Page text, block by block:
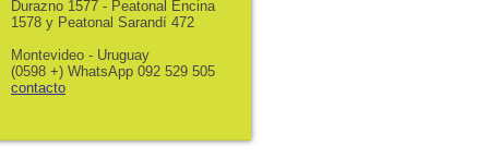
Durazno 1577 - Peatonal Encina
1578 y Peatonal Sarandí 472
Montevideo - Uruguay
(0598 +) WhatsApp 092 529 505
contacto